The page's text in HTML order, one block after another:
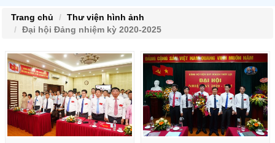
Trang chủ
Thư viện hình ảnh
Đại hội Đảng nhiệm kỳ 2020-2025